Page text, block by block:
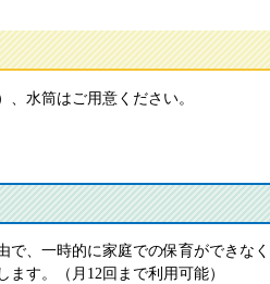
水筒はご用意ください。
で、一時的に家庭での保育ができなく
す。（月12回まで利用可能）